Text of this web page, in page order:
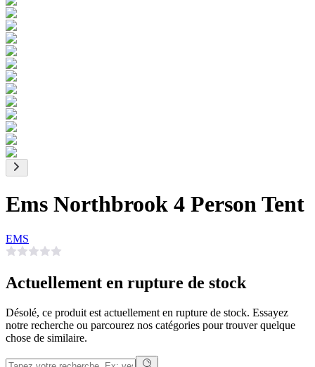
Ems Northbrook 4 Person Tent
EMS
Actuellement en rupture de stock
Désolé, ce produit est actuellement en rupture de stock. Essayez
notre recherche ou parcourez nos catégories pour trouver quelque
chose de similaire.